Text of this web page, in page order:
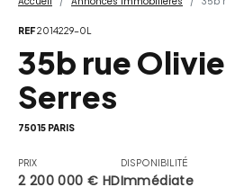
REF2014229-0L
35b rue
Serres
75015 PARIS
PRIX
2 200 000 € HD
DISPONIBILITÉ
Immédiate